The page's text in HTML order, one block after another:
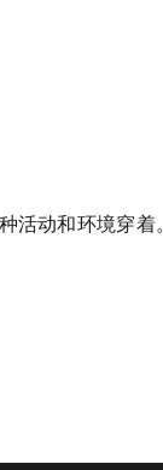
活动和环境穿着。